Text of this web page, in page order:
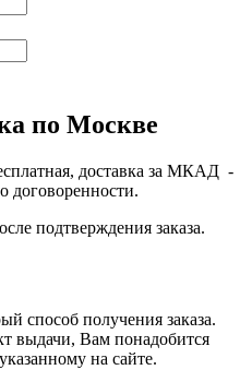
по Москве
доставка за МКАД -
договоренности.
подтверждения заказа.
способ получения заказа.
выдачи, Вам понадобится
на сайте.